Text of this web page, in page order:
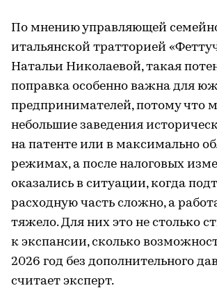
По мнению управляющей
итальянской тратторией
Натальи Николаевой, такая
поправка особенно важна для
предпринимателей, потому что
небольшие заведения
на патенте или в максимально
режимах, а после налоговых
оказались в ситуации, когда
расходную часть сложно, а
тяжело. Для них это не столько
к экспансии, сколько
2026 год без дополнительного
считает эксперт.